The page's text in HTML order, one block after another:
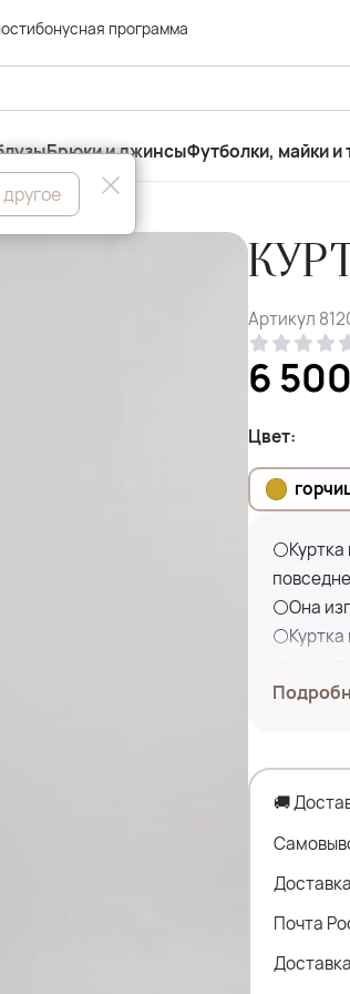
бонусная программа
Брюки и джинсыФутболки, майки и
Артикул
6 500
Цвет:
⚪Она
длине
ПОГ- 67
🚚
Почта